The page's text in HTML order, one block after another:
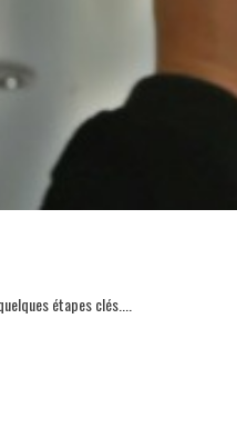
étapes clés....